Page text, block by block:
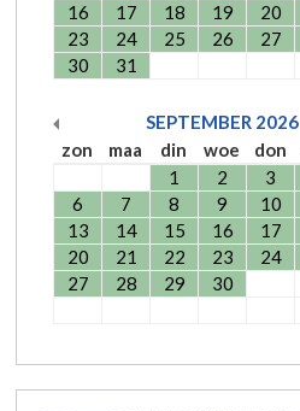
16
17 18 19 20
23
24 25 26 27
30
31
SEPTEMBER 2026
zon
maa din woe don
1
2 3
6
7 8 9 10
13
14 15 16 17
20
21 22 23 24
27
28 29 30